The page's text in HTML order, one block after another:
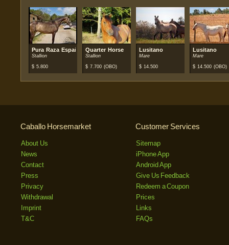
Pura Raza Española (PRE)
Stallion
$ 5.800
Quarter Horse
Stallion
$ 7.700 (OBO)
Lusitano
Mare
$ 14.500
Lusitano
Mare
$ 14.500 (OBO)
Caballo Horsemarket
About Us
News
Contact
Press
Privacy
Withdrawal
Imprint
T&C
Customer Services
Sitemap
iPhone App
Android App
Give Us Feedback
Redeem a Coupon
Prices
Links
FAQs